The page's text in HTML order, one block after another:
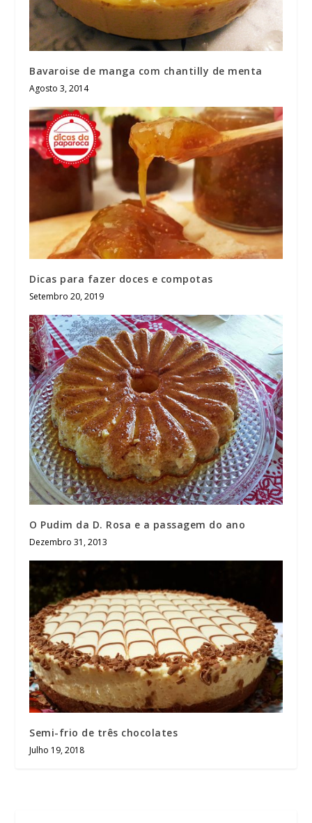
Bavaroise de manga com chantilly de menta
Agosto 3, 2014
Dicas para fazer doces e compotas
Setembro 20, 2019
O Pudim da D. Rosa e a passagem do ano
Dezembro 31, 2013
Semi-frio de três chocolates
Julho 19, 2018